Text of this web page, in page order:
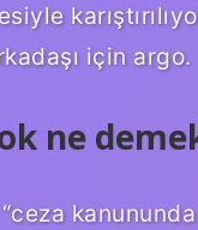
için argo.
ne
kanununda